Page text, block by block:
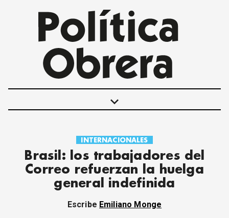
keyboard_arrow_down
POLÍTICAS
INTERNACIONALES
MOVIMIENTO OBRERO
MUJER
SOCIEDAD Y CULTURA
INTERNACIONALES
Brasil: los trabajadores del
Correo refuerzan la huelga
general indefinida
Escribe Emiliano Monge